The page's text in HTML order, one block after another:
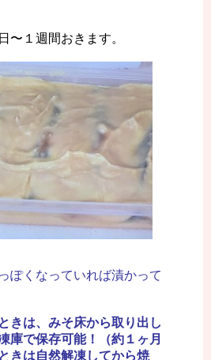
〜１週間おきます。
ぽくなっていれば漬かって
きは、みそ床から取り出し
庫で保存可能！（約１ヶ月
きは自然解凍してから焼